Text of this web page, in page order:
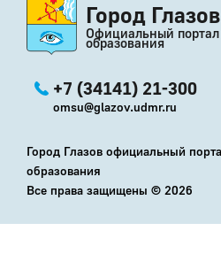
Город Глазов
Официальный
образования
+7 (34141) 21-300
omsu@glazov.udmr.ru
Город Глазов официальный
образования
Все права защищены © 2026